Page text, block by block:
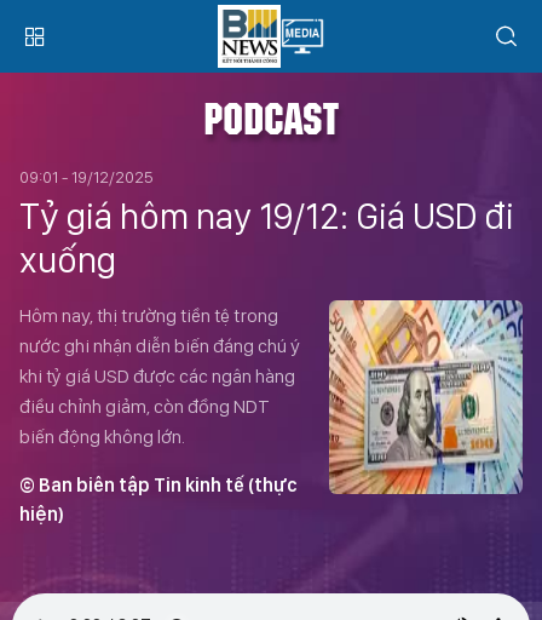
PODCAST
09:01 - 19/12/2025
Tỷ giá hôm nay 19/12: Giá USD đi
xuống
Hôm nay, thị trường tiền tệ trong
nước ghi nhận diễn biến đáng chú ý
khi tỷ giá USD được các ngân hàng
điều chỉnh giảm, còn đồng NDT
biến động không lớn.
© Ban biên tập Tin kinh tế (thực
hiện)